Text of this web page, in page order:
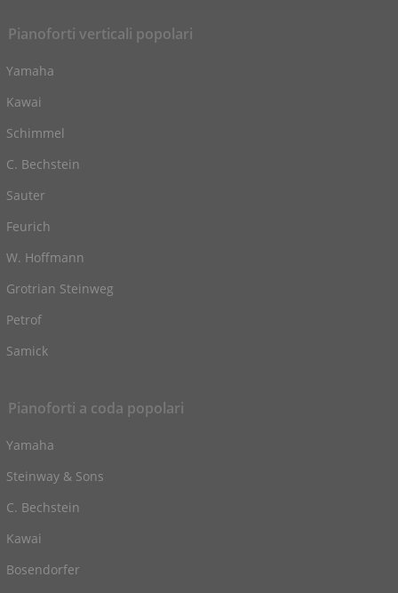
Pianoforti verticali popolari
Yamaha
Kawai
Schimmel
C. Bechstein
Sauter
Feurich
W. Hoffmann
Grotrian Steinweg
Petrof
Samick
Pianoforti a coda popolari
Yamaha
Steinway & Sons
C. Bechstein
Kawai
Bosendorfer